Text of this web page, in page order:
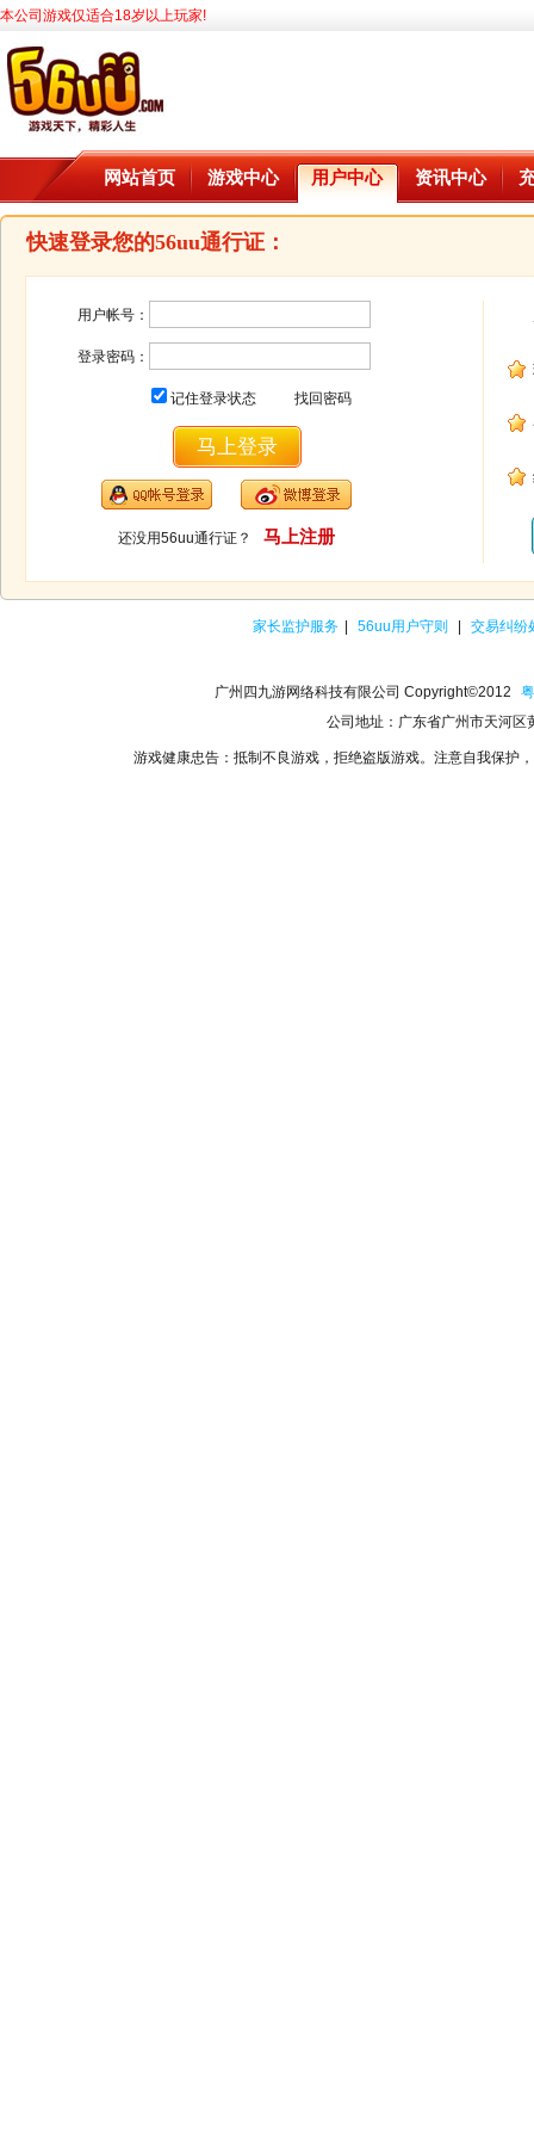
本公司游戏仅适合18岁以上玩家!
网站首页 游戏中心 用户中心 资讯中心
快速登录您的56uu通行证：
用户帐号：
登录密码：
记住登录状态 找回密码
还没用56uu通行证？ 马上注册
家长监护服务 56uu用户守则 交易纠纷
广州四九游网络科技有限公司 Copyright©2012
公司地址：广东省广州市天河
游戏健康忠告：抵制不良游戏，拒绝盗版游戏。注意自我保护